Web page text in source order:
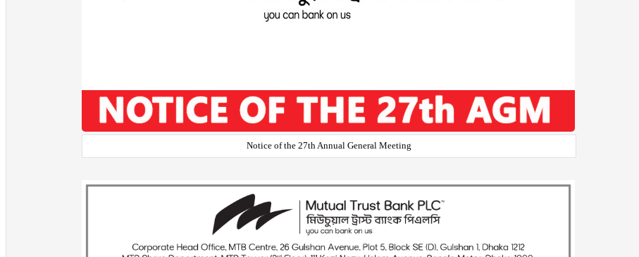
Notice of the 27th Annual General Meeting